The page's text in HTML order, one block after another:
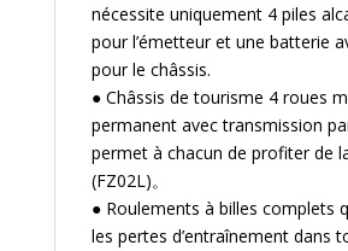
nécessite uniquement 4 piles
pour l’émetteur et une batterie
pour le châssis.
● Châssis de tourisme 4 roues
permanent avec transmission
permet à chacun de profiter de
(FZ02L)。
● Roulements à billes complets
les pertes d’entraînement dans